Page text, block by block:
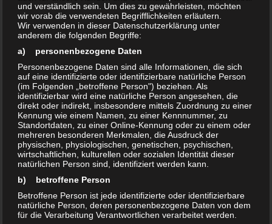
sondern der besagte Fahrzeughalter. Der aktuelle Fahrzeugführer ist
für diese Auslegung unbeachtlich. Ist das Fahrzeug nicht in einem
einen verkehrssicheren Zustand oder der Fahrer nicht in der Lage,
das Fahrzeug zu führen, dann ist der Halter nach § 31 der
Straßenverkehrs-Zulassungs-Ordnung dafür verantwortlich, eine
Inbetriebnahme des Fahrzeugs zu verhindern. Eine Untüchtigkeit zur
Führung des KFZ kann beispielsweise dann vorliegen, wenn der
Fahrer keinen Führerschein besitzt oder unter dem Einfluss von
Drogen steht. Liegt ein Verstoß gegen die Straßenverkehrsgesetze
und Vorschriften vor, wird neben dem Fahrer auch der Halter des
Fahrzeugs entsprechend belangt.
Eine weitere Anforderung an den Halter ist es, dass dieser gem.
§ 1 Kraftfahrzeugsteuergesetz (KraftStG) die Kfz-Steuer fristgerecht
zu entrichten hat. Geschieht dies nicht, leitet das Hauptzollamt ein
Mahnverfahren gegen den Fahrzeughalter ein.
und verständlich sein. Um dies zu gewährleisten, möchten
wir vorab die verwendeten Begrifflichkeiten erläutern.
Wir verwenden in dieser Datenschutzerklärung unter
anderem die folgenden Begriffe:
a) personenbezogene Daten
Personenbezogene Daten sind alle Informationen, die sich
auf eine identifizierte oder identifizierbare natürliche Person
(im Folgenden „betroffene Person") beziehen. Als
identifizierbar wird eine natürliche Person angesehen, die
direkt oder indirekt, insbesondere mittels Zuordnung zu einer
Kennung wie einem Namen, zu einer Kennnummer, zu
Standortdaten, zu einer Online-Kennung oder zu einem oder
mehreren besonderen Merkmalen, die Ausdruck der
physischen, physiologischen, genetischen, psychischen,
wirtschaftlichen, kulturellen oder sozialen Identität dieser
natürlichen Person sind, identifiziert werden kann.
b) betroffene Person
Betroffene Person ist jede identifizierte oder identifizierbare
natürliche Person, deren personenbezogene Daten von dem
für die Verarbeitung Verantwortlichen verarbeitet werden.